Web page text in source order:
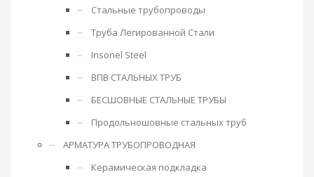
Стальные трубопроводы
Труба Легированной Стали
Insonel Steel
ВПВ СТАЛЬНЫХ ТРУБ
БЕСШОВНЫЕ СТАЛЬНЫЕ ТРУБЫ
Продольношовные стальных труб
АРМАТУРА ТРУБОПРОВОДНАЯ
Керамическая подкладка